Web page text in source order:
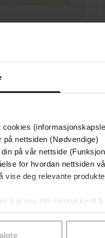
cookies
på nettsiden (Nødvendige)
på vår nettside
for hvordan nettsiden
vise deg relevante
å gi oss ditt samtykke til
ved å klikke på
Cecilia Tan
Premium
gang på tilbud